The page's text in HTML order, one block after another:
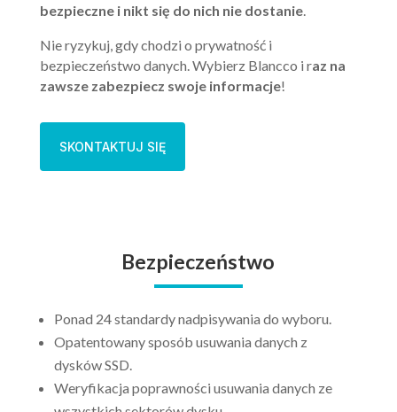
bezpieczne i nikt się do nich nie dostanie.
Nie ryzykuj, gdy chodzi o prywatność i
bezpieczeństwo danych. Wybierz Blancco i raz na
zawsze zabezpiecz swoje informacje!
SKONTAKTUJ SIĘ
Bezpieczeństwo
Ponad 24 standardy nadpisywania do wyboru.
Opatentowany sposób usuwania danych z
dysków SSD.
Weryfikacja poprawności usuwania danych ze